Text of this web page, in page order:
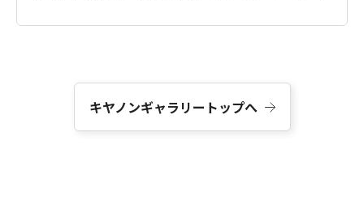
キヤノンギャラリートップへ